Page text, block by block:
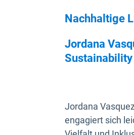
Nachhaltige
Jordana
Sustainability
Jordana
engagiert sich